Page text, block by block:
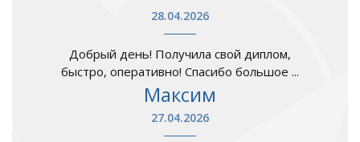
28.04.2026
Добрый день! Получила свой диплом,
быстро, оперативно! Спасибо большое ...
Максим
27.04.2026